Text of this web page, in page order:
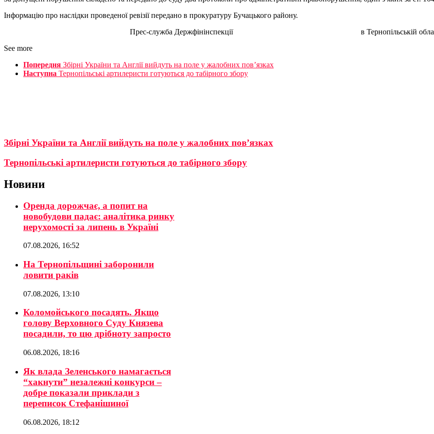
Інформацію про наслідки проведеної ревізії передано в прокуратуру Бучацького району.
Прес-служба Держфінінспекції в Тернопільській
See more
Попередня Збірні України та Англії вийдуть на поле у жалобних пов’язках
Наступна Тернопільські артилеристи готуються до табірного збору
Збірні України та Англії вийдуть на поле у жалобних пов’язках
Тернопільські артилеристи готуються до табірного збору
Новини
Оренда дорожчає, а попит на
новобудови падає: аналітика ринку
нерухомості за липень в Україні
07.08.2026, 16:52
На Тернопільщині заборонили
ловити раків
07.08.2026, 13:10
Коломойського посадять. Якщо
голову Верховного Суду Князева
посадили, то цю дрібноту запросто
06.08.2026, 18:16
Як влада Зеленського намагається
“хакнути” незалежні конкурси –
добре показали приклади з
переписок Стефанішиної
06.08.2026, 18:12